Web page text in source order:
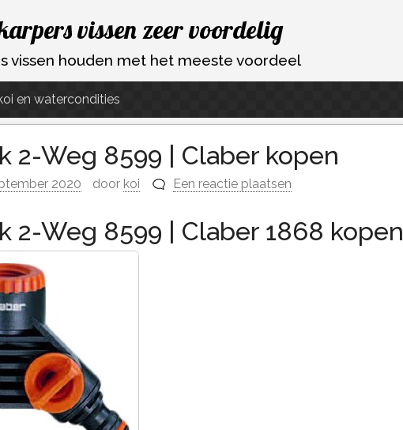
vissen zeer voordelig
vissen houden met het meeste voordeel
en watercondities
2-Weg 8599 | Claber kopen
2020 door koi Een reactie plaatsen
2-Weg 8599 | Claber 1868 kopen